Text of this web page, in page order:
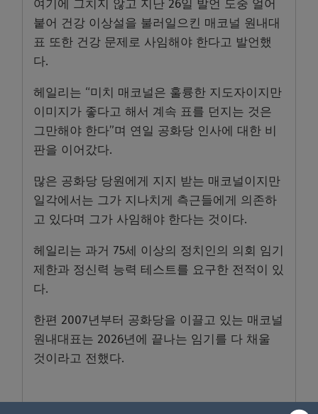
여기에 그치지 않고 지난 26일 발언 도중 얼어
붙어 건강 이상설을 불러일으킨 매코널 원내대
표 또한 건강 문제로 사임해야 한다고 발언했
다.
헤일리는 “미치 매코널은 훌륭한 지도자이지만
이미지가 좋다고 해서 계속 표를 던지는 것은
그만해야 한다”며 연일 공화당 인사에 대한 비
판을 이어갔다.
많은 공화당 당원에게 지지 받는 매코널이지만
일각에서는 그가 지나치게 측근들에게 의존하
고 있다며 그가 사임해야 한다는 것이다.
헤일리는 과거 75세 이상의 정치인의 의회 임기
제한과 정신력 능력 테스트를 요구한 전적이 있
다.
한편 2007년부터 공화당을 이끌고 있는 매코널
원내대표는 2026년에 끝나는 임기를 다 채울
것이라고 전했다.